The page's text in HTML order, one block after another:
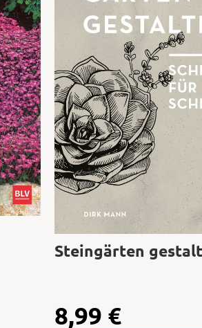
Steingärten
8,99 €